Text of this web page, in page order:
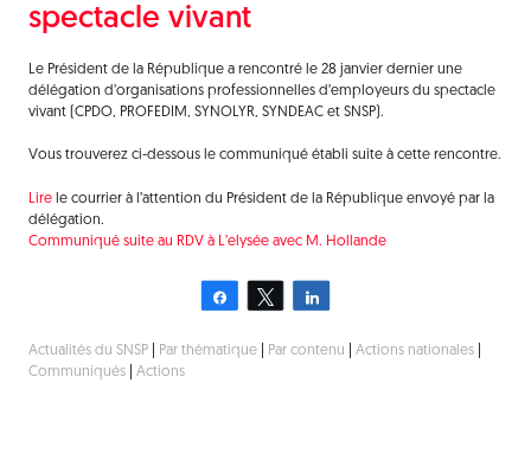
spectacle vivant
Le Président de la République a rencontré le 28 janvier dernier une
délégation d’organisations professionnelles d’employeurs du spectacle
vivant (CPDO, PROFEDIM, SYNOLYR, SYNDEAC et SNSP).
Vous trouverez ci-dessous le communiqué établi suite à cette rencontre.
Lire le courrier à l’attention du Président de la République envoyé par la
délégation.
Communiqué suite au RDV à L’elysée avec M. Hollande
Partagez Tweetez
Actualités du SNSP| Par thématique| Par contenu Actions nationales|
Communiqués| Actions